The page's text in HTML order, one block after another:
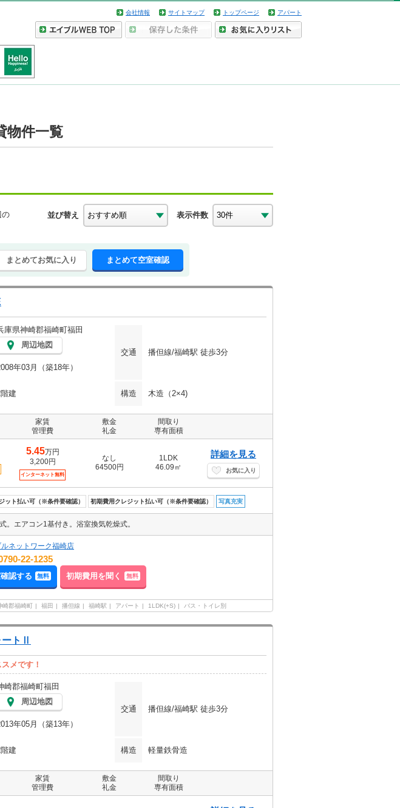
会社情報 サイトマップ トップページ アパート
物件一覧
の
並び替え 表示件数
まとめてお気に入り まとめて空室確認
庫県神崎郡福崎町福田
周辺地図
交通
播但線/福崎駅 徒歩3分
年03月（築18年）
建 構造 木造（2×4)
家賃
管理費
敷金
礼金
間取り
専有面積
5.45万円
3,200円
インターネット無料
なし
64500円
1LDK
46.09㎡
詳細を見る
お気に入り
ット払い可（※条件要確認） 初期費用クレジット払い可（※条件要確認） 写真充実
。エアコン1基付き。浴室換気乾燥式。
ネットワーク福崎店
22-1235
認する 無料 初期費用を聞く 無料
崎郡福崎町 福田 播但線 福崎駅 アパート 1LDK(+S) バス・トイレ別
トⅡ
メです！
崎郡福崎町福田
周辺地図
交通
播但線/福崎駅 徒歩3分
年05月（築13年）
建 構造 軽量鉄骨造
家賃
管理費
敷金
礼金
間取り
専有面積